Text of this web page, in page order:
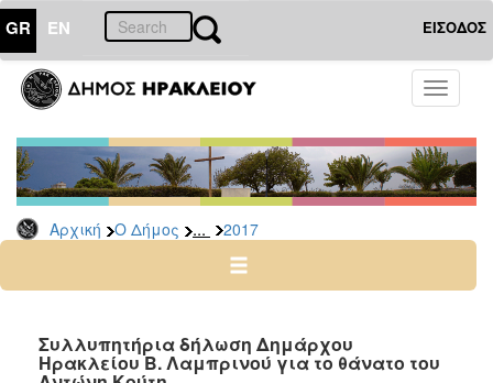
GR EN ΕΙΣΟΔΟΣ
Toggle
Αρχική Ο Δήμος ... 2017
ΔΗΜΟΣ
Δελτία
Τύπου
Αρχείο
2026
2024
2022
Συλλυπητήρια δήλωση Δημάρχου
Ηρακλείου Β. Λαμπρινού για το θάνατο του